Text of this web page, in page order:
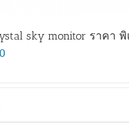
sky monitor ราคา พิ